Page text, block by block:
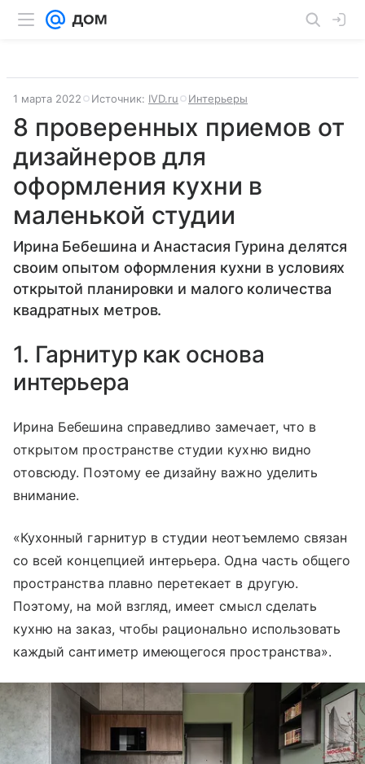
1 марта 2022 Источник: IVD.ru Интерьеры
8 проверенных приемов от
дизайнеров для
оформления кухни в
маленькой студии
Ирина Бебешина и Анастасия Гурина делятся
своим опытом оформления кухни в условиях
открытой планировки и малого количества
квадратных метров.
1. Гарнитур как основа
интерьера
Ирина Бебешина справедливо замечает, что в
открытом пространстве студии кухню видно
отовсюду. Поэтому ее дизайну важно уделить
внимание.
«Кухонный гарнитур в студии неотъемлемо связан
со всей концепцией интерьера. Одна часть общего
пространства плавно перетекает в другую.
Поэтому, на мой взгляд, имеет смысл сделать
кухню на заказ, чтобы рационально использовать
каждый сантиметр имеющегося пространства».